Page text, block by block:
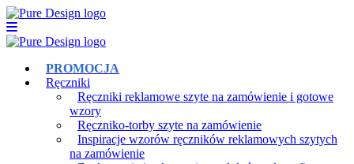
PROMOCJA
Ręczniki
Ręczniki reklamowe szyte na zamówienie i gotowe
wzory
Ręczniko-torby szyte na zamówienie
Inspiracje wzorów ręczników reklamowych szytych
na zamówienie